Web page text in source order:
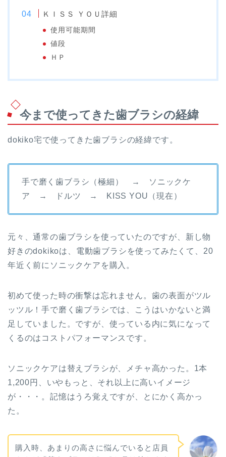
ＫＩＳＳ ＹＯＵ詳細
使用可能期間
値段
ＨＰ
今まで使ってきた歯ブラシの経緯
dokiko宅で使ってきた歯ブラシの経緯です。
手で磨く歯ブラシ（極細） → ソニックケ
ア → ドルツ → KISS YOU（現在）
元々、通常の歯ブラシを使っていたのですが、新し物
好きのdokikoは、電動歯ブラシを使ってみたくて、20
年近く前にソニックケアを購入。
初めて使った時の衝撃は忘れません。歯の表面がツル
ッツル！手で磨く歯ブラシでは、こうはいかないと満
足していました。ですが、使っている内に気になって
くるのはコストパフォーマンスです。
ソニックケアは替えブラシが、メチャ高かった。1本
1,200円、いやもっと、それ以上に高いイメージ
が・・・。記憶はうろ覚えですが、とにかく高かっ
た。
購入時、あまりの高さに悩んでいると店員